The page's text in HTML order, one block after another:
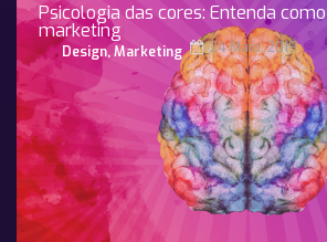
Psicologia das cores: Entenda
marketing
Design,Marketing 24 Maio, 2019